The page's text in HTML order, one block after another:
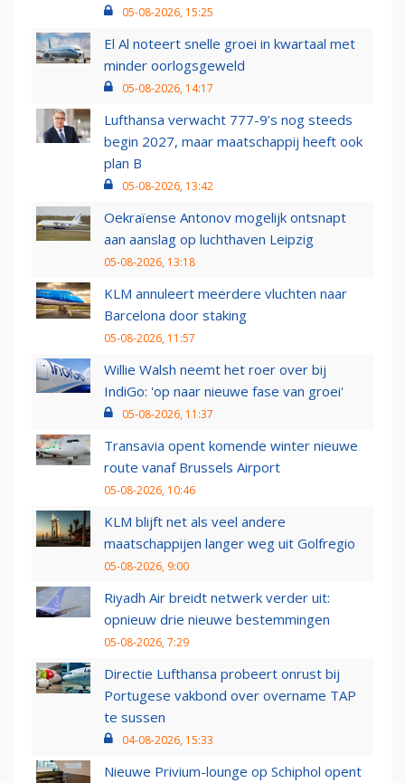
05-08-2026, 15:25
El Al noteert snelle groei in kwartaal met
minder oorlogsgeweld
05-08-2026, 14:17
Lufthansa verwacht 777-9’s nog steeds
begin 2027, maar maatschappij heeft ook
plan B
05-08-2026, 13:42
Oekraïense Antonov mogelijk ontsnapt
aan aanslag op luchthaven Leipzig
05-08-2026, 13:18
KLM annuleert meerdere vluchten naar
Barcelona door staking
05-08-2026, 11:57
Willie Walsh neemt het roer over bij
IndiGo: 'op naar nieuwe fase van groei'
05-08-2026, 11:37
Transavia opent komende winter nieuwe
route vanaf Brussels Airport
05-08-2026, 10:46
KLM blijft net als veel andere
maatschappijen langer weg uit Golfregio
05-08-2026, 9:00
Riyadh Air breidt netwerk verder uit:
opnieuw drie nieuwe bestemmingen
05-08-2026, 7:29
Directie Lufthansa probeert onrust bij
Portugese vakbond over overname TAP
te sussen
04-08-2026, 15:33
Nieuwe Privium-lounge op Schiphol opent